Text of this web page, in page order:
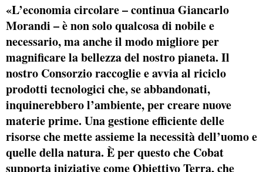
«L’economia circolare – continua Giancarlo
Morandi – è non solo qualcosa di nobile e
necessario, ma anche il modo migliore per
magnificare la bellezza del nostro pianeta. Il
nostro Consorzio raccoglie e avvia al riciclo
prodotti tecnologici che, se abbandonati,
inquinerebbero l’ambiente, per creare nuove
materie prime. Una gestione efficiente delle
risorse che mette assieme la necessità dell’uomo e
quelle della natura. È per questo che Cobat
supporta iniziative come Obiettivo Terra, che